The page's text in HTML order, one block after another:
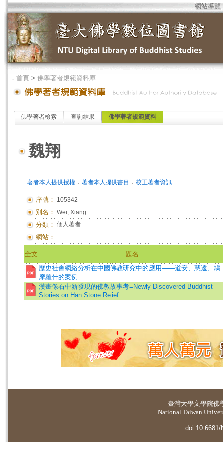
網站導覽
． 首頁 > 佛學著者規範資料庫
佛學著者檢索 查詢結果 佛學著者規範資料
魏翔
著者本人提供授權 ． 著者本人提供書目 ． 校正著者資訊
序號： 105342
別名： Wei, Xiang
分類： 個人著者
網站：
全文
題名
歷史社會網絡分析在中國佛教研究中的應用——道安、慧遠、鳩
摩羅什的案例
漢畫像石中新發現的佛教故事考=Newly Discovered Buddhist
Stories on Han Stone Relief
臺灣大學文學院佛
National Taiwan
doi:10.6681/